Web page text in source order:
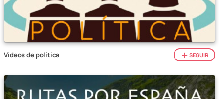
Vídeos de política SEGUIR